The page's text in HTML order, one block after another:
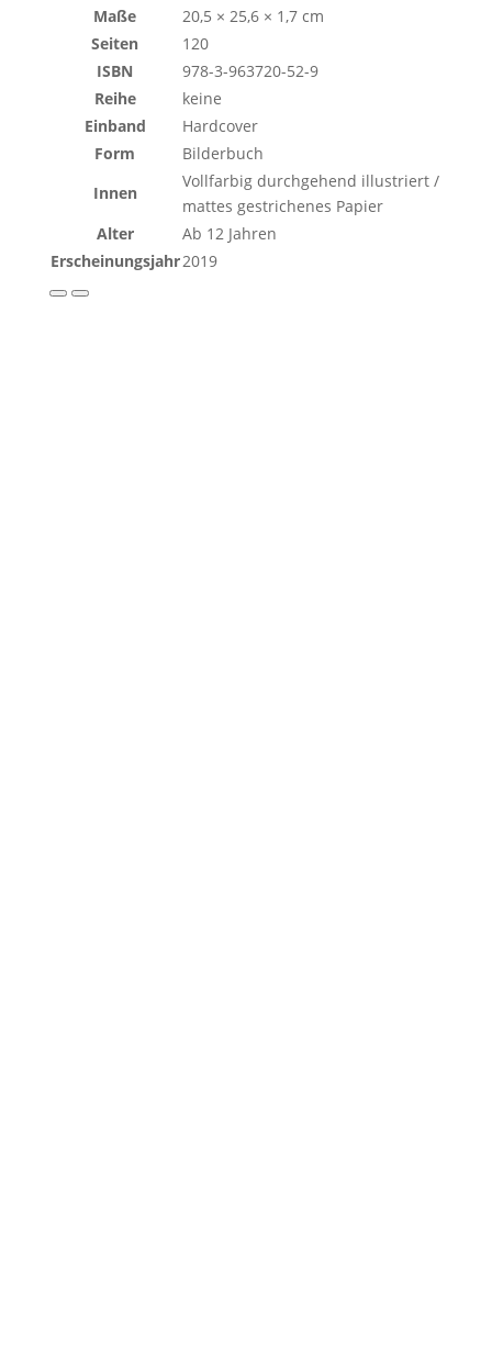
Maße
20,5 × 25,6 × 1,7 cm
Seiten
120
ISBN
978-3-963720-52-9
Reihe
keine
Einband
Hardcover
Form
Bilderbuch
Innen
Vollfarbig durchgehend illustriert /
mattes gestrichenes Papier
Alter
Ab 12 Jahren
Erscheinungsjahr2019